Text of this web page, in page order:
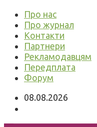
Про нас
Про журнал
Контакти
Партнери
Рекламодавцям
Передплата
Форум
08.08.2026